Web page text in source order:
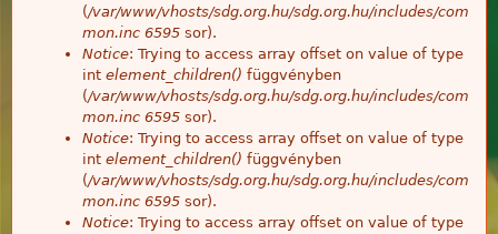
(/var/www/vhosts/sdg.org.hu/sdg.org.hu/includes/com
mon.inc 6595 sor).
Notice: Trying to access array offset on value of type
int element_children() függvényben
(/var/www/vhosts/sdg.org.hu/sdg.org.hu/includes/com
mon.inc 6595 sor).
Notice: Trying to access array offset on value of type
int element_children() függvényben
(/var/www/vhosts/sdg.org.hu/sdg.org.hu/includes/com
mon.inc 6595 sor).
Notice: Trying to access array offset on value of type